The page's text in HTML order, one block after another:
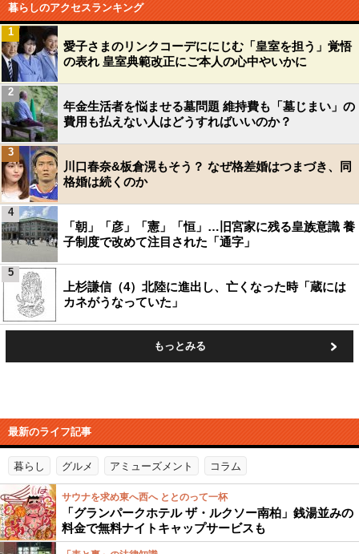
暮らしのアクセスランキング
愛子さまのリンクコーデににじむ「皇室を担う」覚悟
の表れ 皇室典範改正にご本人の心中やいかに
1
年金生活者を悩ませる墓問題 維持費も「墓じまい」の
費用も払えない人はどうすればいいのか？
2
川口春奈&板倉滉もそう？ なぜ格差婚はつまづき、同
格婚は続くのか
3
「朝」「彦」「憲」「恒」…旧宮家に残る皇族意識 養
子制度で改めて注目された「通字」
4
上杉謙信（4）北陸に進出し、亡くなった時「蔵には
カネがうなっていた」
5
もっとみる
最新のライフ記事
暮らし グルメ アミューズメント コラム
サウナを求め東へ西へ ととのって一杯
「グランパークホテル ザ・ルクソー南柏」銭湯並みの
料金で無料ナイトキャップサービスも